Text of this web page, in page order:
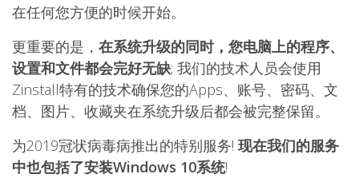
在任何您方便的时候开始。
更重要的是， 在系统升级的同时，您电脑上的程序、
设置和文件都会完好无缺; 我们的技术人员会使用
Zinstall特有的技术确保您的Apps、账号、密码、文
档、图片、收藏夹在系统升级后都会被完整保留。
为2019冠状病毒病推出的特别服务! 现在我们的服务
中也包括了安装Windows 10系统!